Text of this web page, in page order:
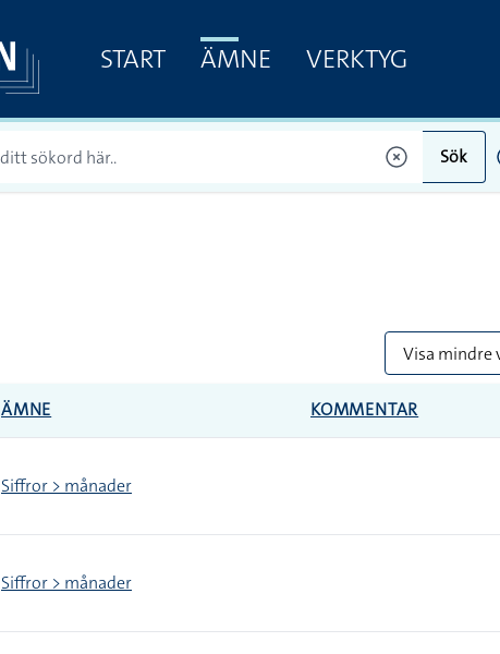
START ÄMNE VERKTYG
Sök
Visa mindre
ÄMNE KOMMENTAR
Siffror > månader
Siffror > månader